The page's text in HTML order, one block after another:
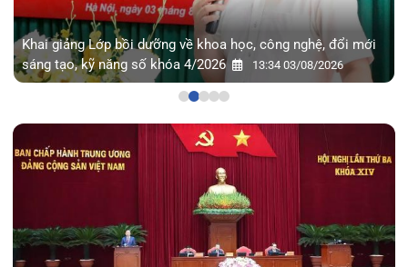
Khai giảng Lớp bồi dưỡng về khoa học, công nghệ, đổi mới
sáng tạo, kỹ năng số khóa 4/2026
13:34 03/08/2026